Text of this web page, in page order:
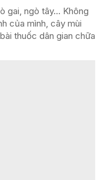
gai, ngò tây… Không
của mình, cây mùi
thuốc dân gian chữa